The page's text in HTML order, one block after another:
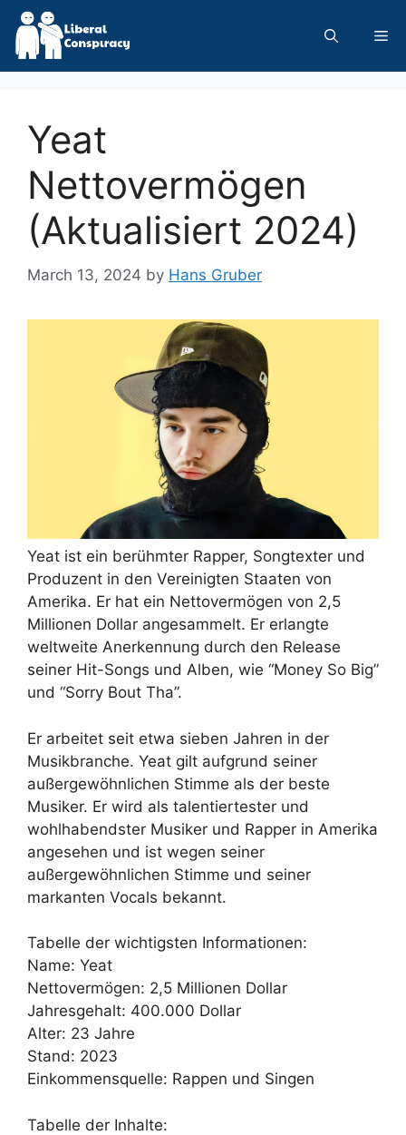
Skip
content
Yeat
Nettovermögen
(Aktualisiert 2024)
March 13, 2024 by Hans Gruber
Yeat ist ein berühmter Rapper, Songtexter und
Produzent in den Vereinigten Staaten von
Amerika. Er hat ein Nettovermögen von 2,5
Millionen Dollar angesammelt. Er erlangte
weltweite Anerkennung durch den Release
seiner Hit-Songs und Alben, wie “Money So Big”
und “Sorry Bout Tha”.
Er arbeitet seit etwa sieben Jahren in der
Musikbranche. Yeat gilt aufgrund seiner
außergewöhnlichen Stimme als der beste
Musiker. Er wird als talentiertester und
wohlhabendster Musiker und Rapper in Amerika
angesehen und ist wegen seiner
außergewöhnlichen Stimme und seiner
markanten Vocals bekannt.
Tabelle der wichtigsten Informationen:
Name: Yeat
Nettovermögen: 2,5 Millionen Dollar
Jahresgehalt: 400.000 Dollar
Alter: 23 Jahre
Stand: 2023
Einkommensquelle: Rappen und Singen
Tabelle der Inhalte: